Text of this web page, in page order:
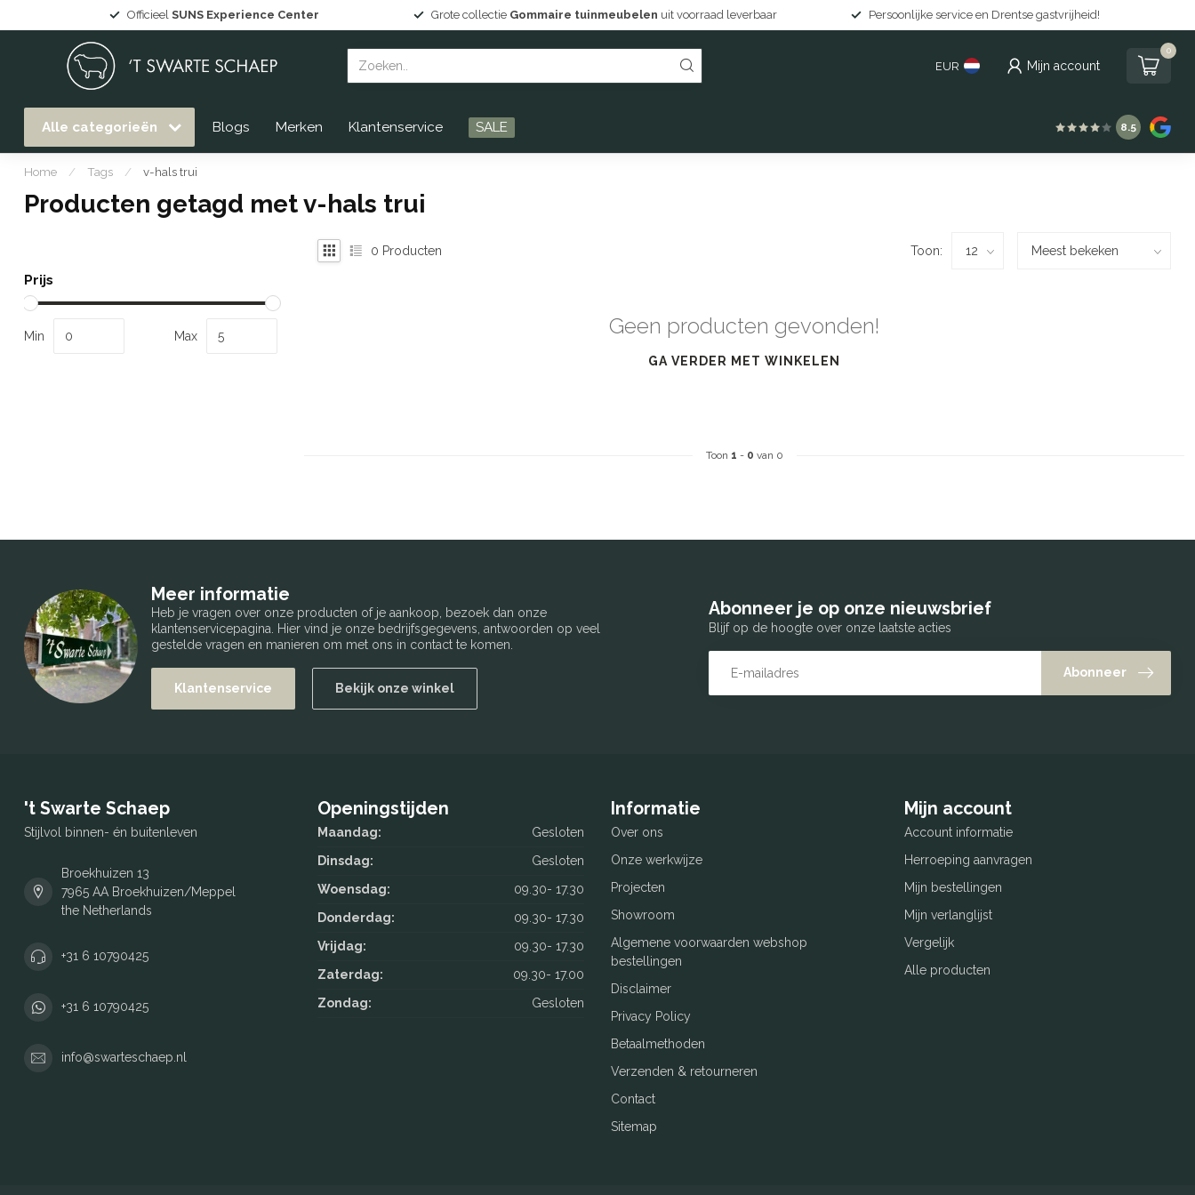
Officieel SUNS Experience Center Grote collectie Gommaire tuinmeubelen uit voorraad leverbaar Persoonlijke service en Drentse gastvrijheid!
EUR Mijn account
0
Alle categorieën Blogs Merken Klantenservice SALE 8.5
Home / Tags / v-hals trui
Producten getagd met v-hals trui
Prijs
Min Max
0 Producten Toon:
Geen producten gevonden!
GA VERDER MET WINKELEN
Toon 1 - 0 van 0
Meer informatie
Heb je vragen over onze producten of je aankoop, bezoek dan onze
klantenservicepagina. Hier vind je onze bedrijfsgegevens, antwoorden op veel
gestelde vragen en manieren om met ons in contact te komen.
Klantenservice Bekijk onze winkel
Abonneer je op onze nieuwsbrief
Blijf op de hoogte over onze laatste acties
Abonneer
't Swarte Schaep
Stijlvol binnen- én buitenleven
Broekhuizen 13
7965 AA Broekhuizen/Meppel
the Netherlands
+31 6 10790425
+31 6 10790425
info@swarteschaep.nl
Openingstijden
Maandag:
Gesloten
Dinsdag:
Gesloten
Woensdag:
09.30- 17.30
Donderdag:
09.30- 17.30
Vrijdag:
09.30- 17.30
Zaterdag:
09.30- 17.00
Zondag:
Gesloten
Informatie
Over ons
Onze werkwijze
Projecten
Showroom
Algemene voorwaarden webshop
bestellingen
Disclaimer
Privacy Policy
Betaalmethoden
Verzenden & retourneren
Contact
Sitemap
Mijn account
Account informatie
Herroeping aanvragen
Mijn bestellingen
Mijn verlanglijst
Vergelijk
Alle producten